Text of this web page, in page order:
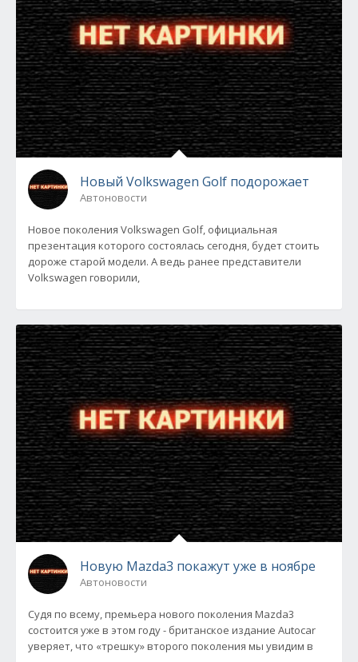
Новый Volkswagen Golf подорожает
Автоновости
Новое поколения Volkswagen Golf, официальная
презентация которого состоялась сегодня, будет стоить
дороже старой модели. А ведь ранее представители
Volkswagen говорили,
Новую Mazda3 покажут уже в ноябре
Автоновости
Судя по всему, премьера нового поколения Mazda3
состоится уже в этом году - британское издание Autocar
уверяет, что «трешку» второго поколения мы увидим в